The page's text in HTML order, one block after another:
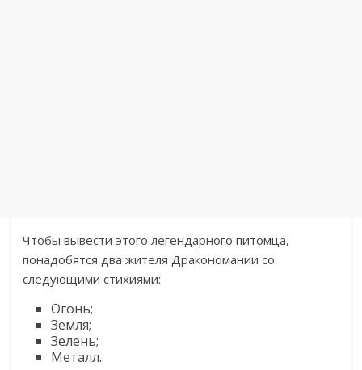
Чтобы вывести этого легендарного питомца,
понадобятся два жителя Дракономании со
следующими стихиями:
Огонь;
Земля;
Зелень;
Металл.